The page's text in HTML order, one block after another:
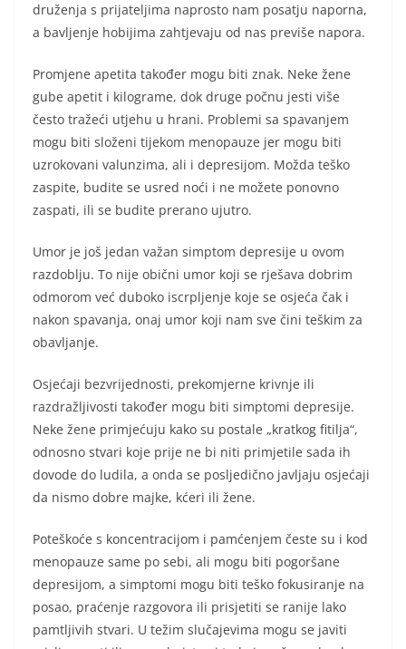
druženja s prijateljima naprosto nam posatju naporna,
a bavljenje hobijima zahtjevaju od nas previše napora.
Promjene apetita također mogu biti znak. Neke žene
gube apetit i kilograme, dok druge počnu jesti više
često tražeći utjehu u hrani. Problemi sa spavanjem
mogu biti složeni tijekom menopauze jer mogu biti
uzrokovani valunzima, ali i depresijom. Možda teško
zaspite, budite se usred noći i ne možete ponovno
zaspati, ili se budite prerano ujutro.
Umor je još jedan važan simptom depresije u ovom
razdoblju. To nije obični umor koji se rješava dobrim
odmorom već duboko iscrpljenje koje se osjeća čak i
nakon spavanja, onaj umor koji nam sve čini teškim za
obavljanje.
Osjećaji bezvrijednosti, prekomjerne krivnje ili
razdražljivosti također mogu biti simptomi depresije.
Neke žene primjećuju kako su postale „kratkog fitilja“,
odnosno stvari koje prije ne bi niti primjetile sada ih
dovode do ludila, a onda se posljedično javljaju osjećaji
da nismo dobre majke, kćeri ili žene.
Poteškoće s koncentracijom i pamćenjem česte su i kod
menopauze same po sebi, ali mogu biti pogoršane
depresijom, a simptomi mogu biti teško fokusiranje na
posao, praćenje razgovora ili prisjetiti se ranije lako
pamtljivih stvari. U težim slučajevima mogu se javiti